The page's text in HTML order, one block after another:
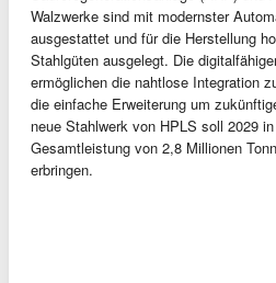
Walzwerke sind mit modernster
ausgestattet und für die Herstellung
Stahlgüten ausgelegt. Die
ermöglichen die nahtlose Integration
die einfache Erweiterung um
neue Stahlwerk von HPLS soll 2029
Gesamtleistung von 2,8 Millionen
erbringen.